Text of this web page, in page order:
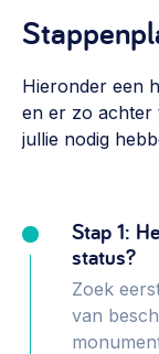
Betrokken
Wijkaanpak
Werken aan de
Voorbereiden
Buurtenergie
Hieronder een
en er zo achter
jullie nodig
Stap 1:
status?
Zoek
van